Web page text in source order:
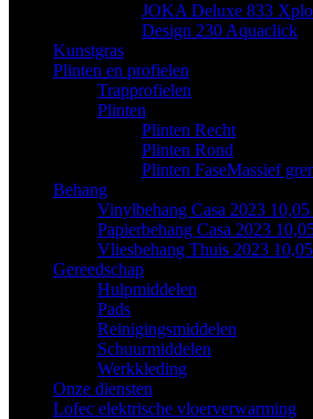
JOKA Deluxe 833
Design 230 Aquaclick
Kunstgras
Plinten en profielen
Trapprofielen
Plinten
Plinten Recht
Plinten Rond
Plinten FaseMassief
Behang
Vinylbehang Casa 2023
Papierbehang Casa 2023
Vliesbehang Thuis 2023
Gereedschap
Hulpmiddelen
Pads
Reinigingsmiddelen
Schuurmiddelen
Werkkleding
Onze diensten
Lofec elektrische vloerverwarming